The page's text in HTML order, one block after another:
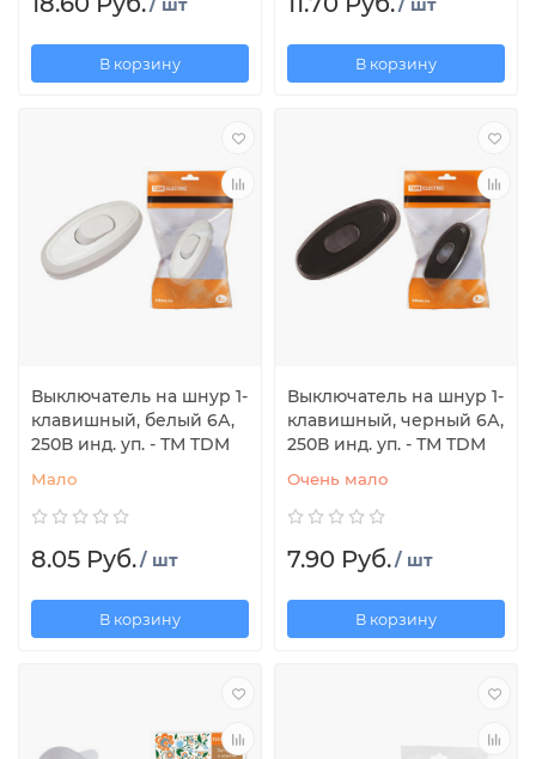
В корзину В корзину
Выключатель на шнур 1-
клавишный, белый 6А,
250В инд. уп. - ТМ TDM
Мало
8.05 Руб./ шт
В корзину
Выключатель на шнур 1-
клавишный, черный 6А,
250В инд. уп. - ТМ TDM
Очень мало
7.90 Руб./ шт
В корзину